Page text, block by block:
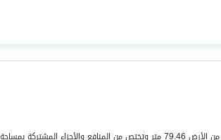
عدد الغرف
5
بمساحة 64.03 متر